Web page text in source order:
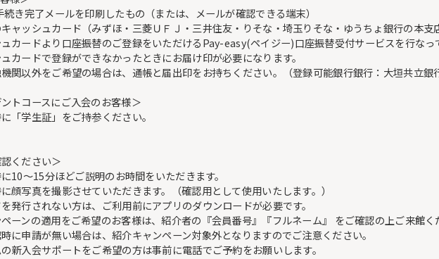
き完了メールを印刷したもの（または、メールが確認できる端末）
ャッシュカード（みずほ・三菱ＵＦＪ・三井住友・りそな・埼玉りそな・ゆうちょ銀行の本支店
カードより口座振替のご登録をいただけるPay-easy(ペイジー)口座振替受付サービスを行なっ
カードで登録ができなかったときにお届け印が必要になります。
関以外をご希望の場合は、通帳と届出印をお持ちください。（登録可能銀行銀行：大垣共立銀
トコースにご入会のお客様＞
「学生証」をご持参ください。
ください＞
10～15分ほどご説明のお時間をいただきます。
顔写真を撮影させていただきます。（確認用として使用いたします。）
発行されない方は、ご利用前にアプリのダウンロードが必要です。
ーンの適用をご希望のお客様は、紹介者の『会員番号』『フルネーム』 をご確認の上ご来館く
に申請が無い場合は、紹介キャンペーン対象外となりますのでご注意ください。
新入会サポートをご希望の方は事前に電話でご予約をお願いします。